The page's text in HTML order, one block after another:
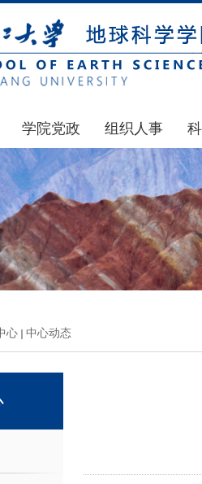
学院党政
通知公告
学院发文
党委会议纪要
党政联席会议纪要
教授委员会议纪要
办事指南
组织人事
通知公告
博士后管理
人才招聘
年度考核
岗位聘任
心 中心动态